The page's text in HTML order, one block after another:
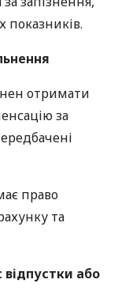
отримати
за
право
та
або